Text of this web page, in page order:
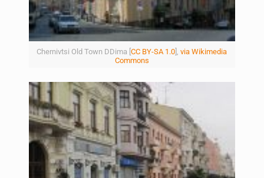
Chernivtsi Old Town DDima [CC BY-SA 1.0],via Wikimedia
Commons